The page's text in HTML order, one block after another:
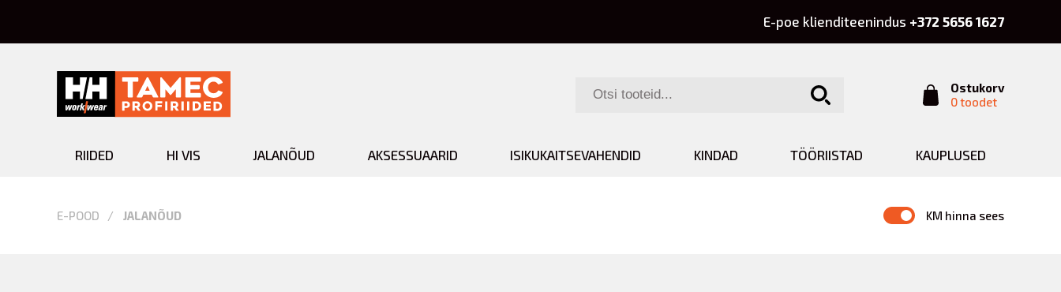
E-poe klienditeenindus +372 5656 1627
Ostukorv
0 toodet
RIIDED HI VIS JALANÕUD AKSESSUAARID ISIKUKAITSEVAHENDID KINDAD TÖÖRIISTAD KAUPLUSED
Jalanõud
E-POOD JALANÕUD KM hinna sees